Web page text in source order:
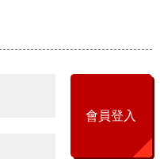
會員登入